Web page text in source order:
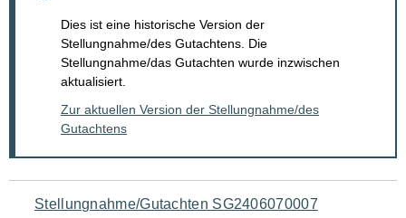
Dies ist eine historische Version der
Stellungnahme/des Gutachtens. Die
Stellungnahme/das Gutachten wurde inzwischen
aktualisiert.
Zur aktuellen Version der Stellungnahme/des
Gutachtens
Navigation
Stellungnahme/Gutachten SG2406070007